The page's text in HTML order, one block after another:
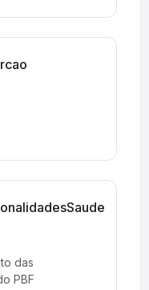
das
PBF